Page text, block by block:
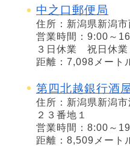
中之口郵便局
住所：新潟県新潟市
営業時間：9:00～
３日休業 祝日休業
距離：7,098メート
第四北越銀行酒
住所：新潟県新潟
２３番地１
営業時間：8:00～
距離：8,509メート